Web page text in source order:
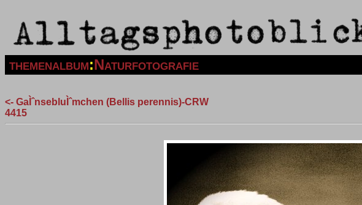
themenalbum:Naturfotografie
<- GaÌˆnsebluÌˆmchen (Bellis perennis)-CRW
4415